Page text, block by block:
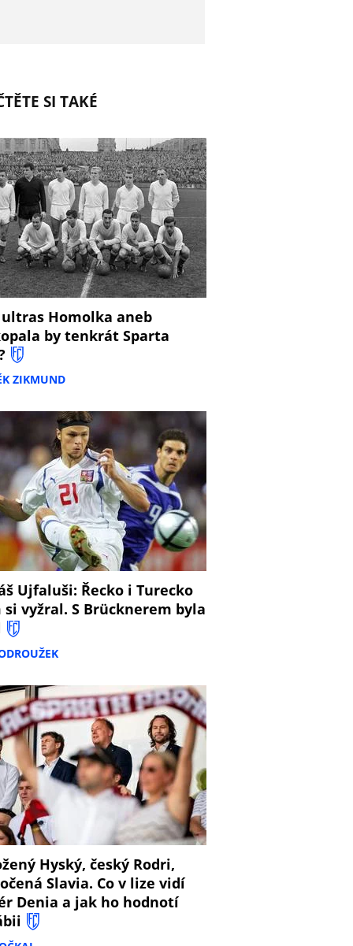
SI TAKÉ
ultras Homolka aneb
by tenkrát Sparta
ZIKMUND
Ujfaluši: Řecko i Turecko
si vyžral. S Brücknerem byla
Hyský, český Rodri,
Slavia. Co v lize vidí
Denia a jak ho hodnotí
8